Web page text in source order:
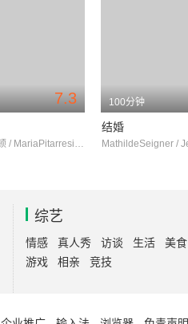
7.3
菲利普·托雷顿 / MariaPitarresi / NadiaKaci
100分钟
结婚
综艺
情感 真人秀 访谈 生活
美食
游戏
相亲 竞技